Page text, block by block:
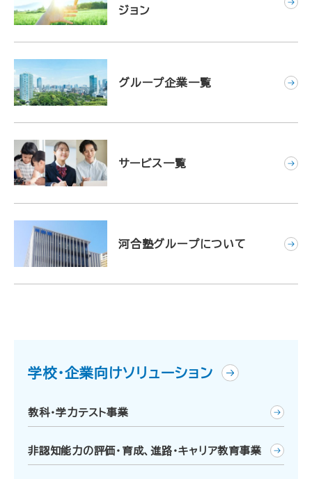
ジョン
グループ企業一覧
サービス一覧
河合塾グループについて
学校・企業向けソリューション
教科・学力テスト事業
非認知能力の評価・育成、進路・キャリア教育事業